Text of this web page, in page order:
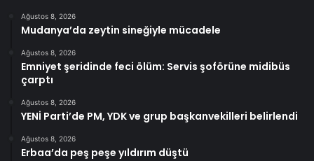
Ağustos 8, 2026
Mudanya’da zeytin sineğiyle mücadele
Ağustos 8, 2026
Emniyet şeridinde feci ölüm: Servis şoförüne midibüs
çarptı
Ağustos 8, 2026
YENİ Parti’de PM, YDK ve grup başkanvekilleri belirlendi
Ağustos 8, 2026
Erbaa’da peş peşe yıldırım düştü